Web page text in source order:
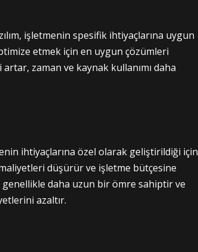
işletmenin spesifik ihtiyaçlarına uygun
etmek için en uygun çözümleri
zaman ve kaynak kullanımı daha
ihtiyaçlarına özel olarak geliştirildiği için
düşürür ve işletme bütçesine
genellikle daha uzun bir ömre sahiptir ve
azaltır.